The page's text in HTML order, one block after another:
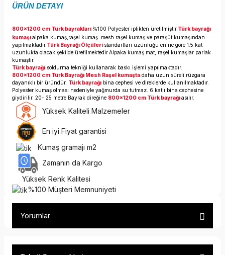
ÜRÜN DETAYI
800x1200 cm Türk bayrakları %100 Polyester iplikten üretilmiştir. Türk bayrağı
kumaşıalpaka kumaş,raşel kumaş .mesh raşel kumaş ve paraşüt kumaşından
yapılmaktadır. Türk Bayrağı Ölçüleri standartları uzunluğu enine göre 1.5 kat
uzunlukta olacak şekilde üretilmektedir.Alpaka kumaş mat, raşel kumaşlar parlak
kumaştır.
Türk bayrağı soldurma tekniği kullanarak baskı işlemi yapılmaktadır.
800x1200 cm Türk Bayrağı Mesh Raşel kumaşta daha uzun süreli rüzgara
dayanıklı bir üründür. Türk bayrağı bina cephesi ve direklerde kullanılmaktadır.
Polyester kumaş olması nedeniyle yağmurda su tutmaz. 6 katlı bina cephesine
giydirilir. 20- 25 metre Bayrak direğine 800x1200 cm Türk bayrağıasılır.
Yüksek Kaliteli Malzemeler
En iyi Fiyat garantisi
Kumaş gramajı m2
Zamanın da Kargo
Yüksek Renk Kalitesi
%100 Müşteri Memnuniyeti
Yorumlar